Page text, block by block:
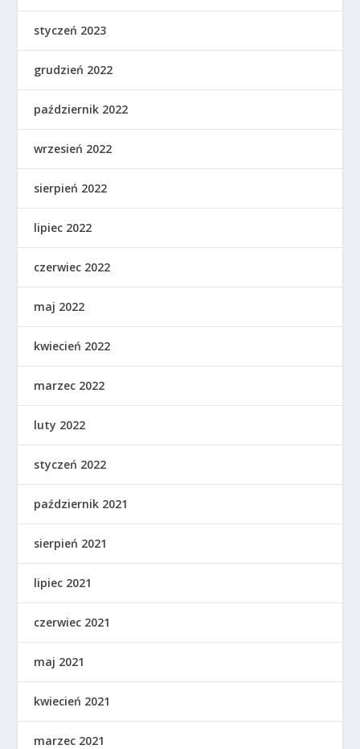
styczeń 2023
grudzień 2022
październik 2022
wrzesień 2022
sierpień 2022
lipiec 2022
czerwiec 2022
maj 2022
kwiecień 2022
marzec 2022
luty 2022
styczeń 2022
październik 2021
sierpień 2021
lipiec 2021
czerwiec 2021
maj 2021
kwiecień 2021
marzec 2021